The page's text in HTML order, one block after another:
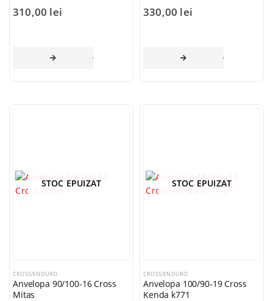
310,00 lei
CITEȘTE MAI MULT
330,00 lei
CITEȘTE MAI
STOC EPUIZAT
CROSS/ENDURO
Anvelopa 90/100-16 Cross
Mitas
STOC EPUIZAT
CROSS/ENDURO
Anvelopa 100/90-19 Cross
Kenda k771